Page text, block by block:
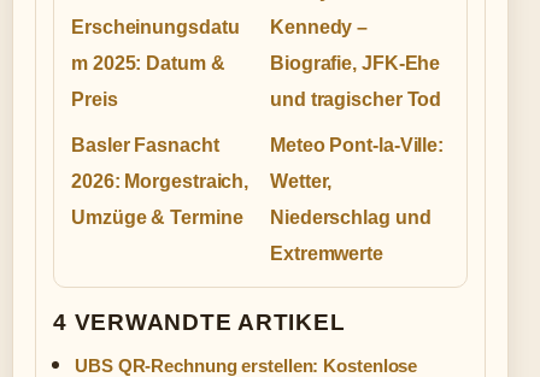
Erscheinungsdatu
m 2025: Datum &
Preis
Kennedy –
Biografie, JFK-Ehe
und tragischer Tod
Basler Fasnacht
2026: Morgestraich,
Umzüge & Termine
Meteo Pont-la-Ville:
Wetter,
Niederschlag und
Extremwerte
4 VERWANDTE ARTIKEL
UBS QR-Rechnung erstellen: Kostenlose